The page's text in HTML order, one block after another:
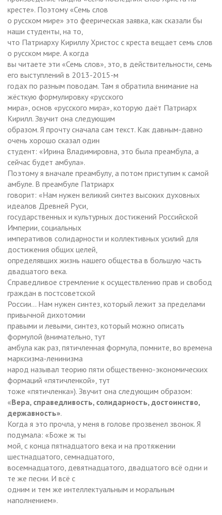
кресте». Поэтому «Семь слов
о русском мире» это феерическая заявка, как сказали бы
наши студенты, на то,
что Патриарху Кириллу Христос с креста вещает семь слов
о русском мире. А когда
вы читаете эти «Семь слов», это, в действительности, семь
его выступлений в 2013-2015-м
годах по разным поводам. Там я обратила внимание на
жёсткую формулировку «русского
мира», основ «русского мира», которую даёт Патриарх
Кирилл. Звучит она следующим
образом. Я прочту сначала сам текст. Как давным-давно
очень хорошо сказал один
студент: «Ирина Владимировна, это была преамбула, а
сейчас будет амбула».
Поэтому я вначале преамбулу, а потом приступим к самой
амбуле. В преамбуле Патриарх
говорит: «Нам нужен великий синтез высоких духовных
идеалов Древней Руси,
государственных и культурных достижений Российской
Империи, социальных
императивов солидарности и коллективных усилий для
достижения общих целей,
определявших жизнь нашего общества в большую часть
двадцатого века.
Справедливое стремление к осуществлению прав и свобод
граждан в постсоветской
России… Нам нужен синтез, который лежит за пределами
привычной дихотомии
правыми и левыми, синтез, который можно описать
формулой (внимательно, тут
амбула как раз, пятичленная формула, помните, во времена
марксизма-ленинизма
народ называл теорию пяти общественно-экономических
формаций «пятичленкой», тут
тоже «пятичленка»). Звучит она следующим образом:
«Вера, справедливость, солидарность, достоинство,
державность».
Когда я это прочла, у меня в голове прозвенел звонок. Я
подумала: «Боже ж ты
мой, с конца пятнадцатого века и на протяжении
шестнадцатого, семнадцатого,
восемнадцатого, девятнадцатого, двадцатого всё одни и
те же песни. И всё с
одним и тем же интеллектуальным и моральным
наполнением».